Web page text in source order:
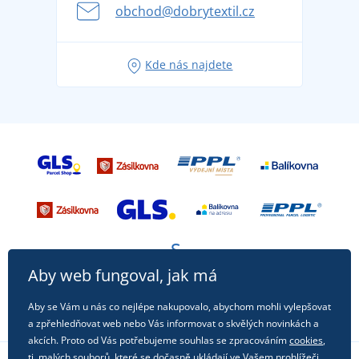
obchod@dobrytextil.cz
Kde nás najdete
Aby web fungoval, jak má
Aby se Vám u nás co nejlépe nakupovalo, abychom mohli vylepšovat
a zpřehledňovat web nebo Vás informovat o skvělých novinkách a
akcích. Proto od Vás potřebujeme souhlas se zpracovánímcookies,